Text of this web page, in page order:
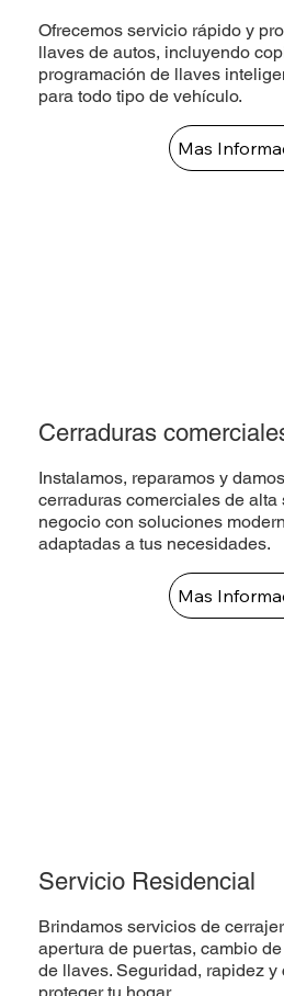
Ofrecemos servicio rápido y
llaves de autos, incluyendo
programación de llaves
para todo tipo de vehículo.
Mas
Cerraduras
Instalamos, reparamos y
cerraduras comerciales de alta
negocio con soluciones
adaptadas a tus necesidades.
Mas
Servicio Residencial
Brindamos servicios de
apertura de puertas, cambio
de llaves. Seguridad, rapidez y
proteger tu hogar.